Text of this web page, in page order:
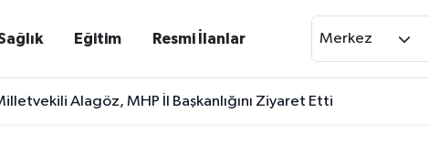
Eğitim Resmi İlanlar Merkez
Alagöz, MHP İl Başkanlığını Ziyaret Etti